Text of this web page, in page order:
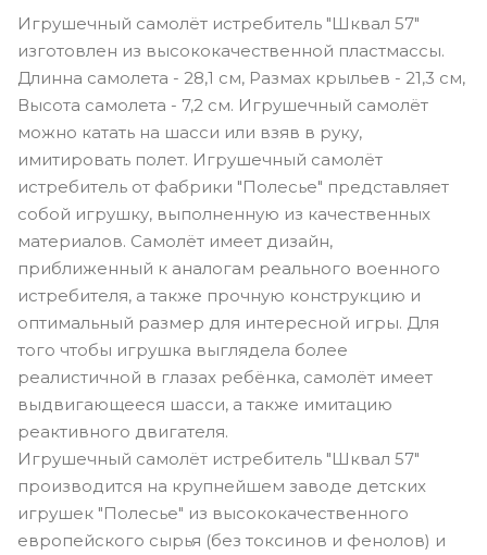
Игрушечный самолёт истребитель "Шквал 57"
изготовлен из высококачественной пластмассы.
Длинна самолета - 28,1 см, Размах крыльев - 21,3 см,
Высота самолета - 7,2 см. Игрушечный самолёт
можно катать на шасси или взяв в руку,
имитировать полет. Игрушечный самолёт
истребитель от фабрики "Полесье" представляет
собой игрушку, выполненную из качественных
материалов. Самолёт имеет дизайн,
приближенный к аналогам реального военного
истребителя, а также прочную конструкцию и
оптимальный размер для интересной игры. Для
того чтобы игрушка выглядела более
реалистичной в глазах ребёнка, самолёт имеет
выдвигающееся шасси, а также имитацию
реактивного двигателя.
Игрушечный самолёт истребитель "Шквал 57"
производится на крупнейшем заводе детских
игрушек "Полесье" из высококачественного
европейского сырья (без токсинов и фенолов) и